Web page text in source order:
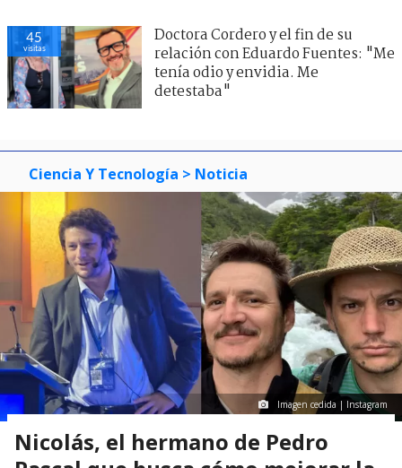
45
visitas
Doctora Cordero y el fin de su
relación con Eduardo Fuentes: "Me
tenía odio y envidia. Me
detestaba"
Ciencia Y Tecnología > Noticia
Imagen cedida | Instagram
Nicolás, el hermano de Pedro